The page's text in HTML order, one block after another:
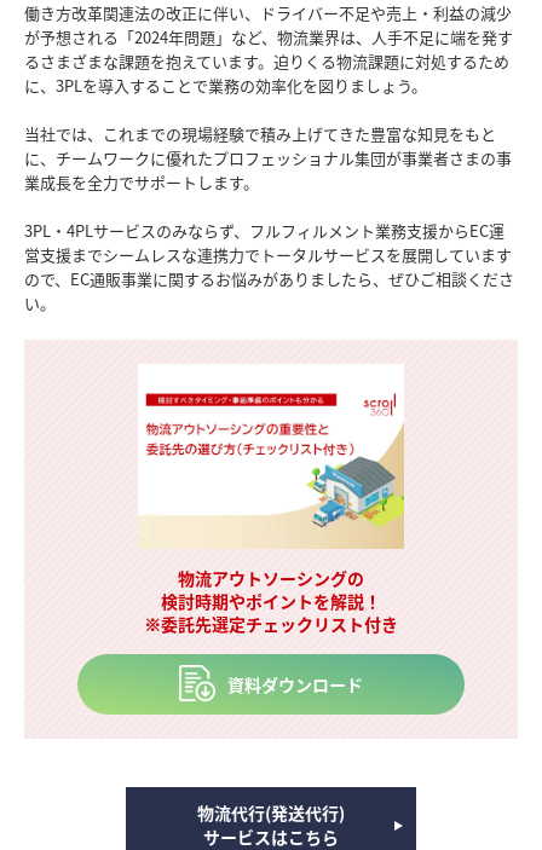
働き方改革関連法の改正に伴い、ドライバー不足や売上・利益の減少
が予想される「2024年問題」など、物流業界は、人手不足に端を発す
るさまざまな課題を抱えています。迫りくる物流課題に対処するため
に、3PLを導入することで業務の効率化を図りましょう。
当社では、これまでの現場経験で積み上げてきた豊富な知見をもと
に、チームワークに優れたプロフェッショナル集団が事業者さまの事
業成長を全力でサポートします。
3PL・4PLサービスのみならず、フルフィルメント業務支援からEC運
営支援までシームレスな連携力でトータルサービスを展開しています
ので、EC通販事業に関するお悩みがありましたら、ぜひご相談くださ
い。
物流アウトソーシングの
検討時期やポイントを解説！
※委託先選定チェックリスト付き
資料ダウンロード
物流代行(発送代行)
サービスはこちら